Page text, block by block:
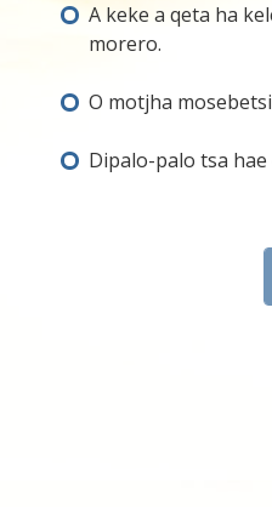
A keke a qeta ha
morero.
O motjha
Dipalo-palo tsa hae